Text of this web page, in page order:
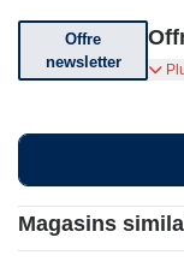
Magasins
Offre
newsletter